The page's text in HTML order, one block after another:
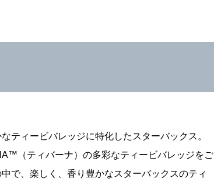
ティービバレッジに特化したスターバックス。
（ティバーナ）の多彩なティービバレッジをご
で、楽しく、香り豊かなスターバックスのティ